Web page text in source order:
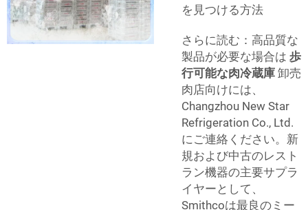
を見つける方法
さらに読む：高品質な
製品が必要な場合は 歩
行可能な肉冷蔵庫 卸売
肉店向けには、
Changzhou New Star
Refrigeration Co., Ltd.
にご連絡ください。新
規および中古のレスト
ラン機器の主要サプラ
イヤーとして、
Smithcoは最良のミー